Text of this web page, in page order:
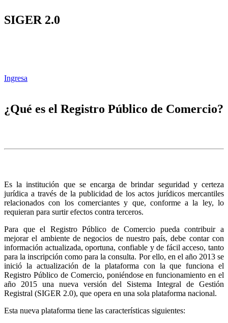
SIGER 2.0
Ingresa
¿Qué es el Registro Público de Comercio?
Es la institución que se encarga de brindar seguridad y certeza
jurídica a través de la publicidad de los actos jurídicos mercantiles
relacionados con los comerciantes y que, conforme a la ley, lo
requieran para surtir efectos contra terceros.
Para que el Registro Público de Comercio pueda contribuir a
mejorar el ambiente de negocios de nuestro país, debe contar con
información actualizada, oportuna, confiable y de fácil acceso, tanto
para la inscripción como para la consulta. Por ello, en el año 2013 se
inició la actualización de la plataforma con la que funciona el
Registro Público de Comercio, poniéndose en funcionamiento en el
año 2015 una nueva versión del Sistema Integral de Gestión
Registral (SIGER 2.0), que opera en una sola plataforma nacional.
Esta nueva plataforma tiene las características siguientes: